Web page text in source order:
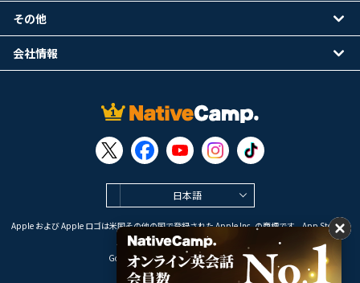
日本語
Apple および Apple ロゴは米国その他の国で登録された Apple Inc. の商標です。App Store は
Apple Inc. のサービスマークです。
Google Play は Google LLC の商標です。
その他
会社情報